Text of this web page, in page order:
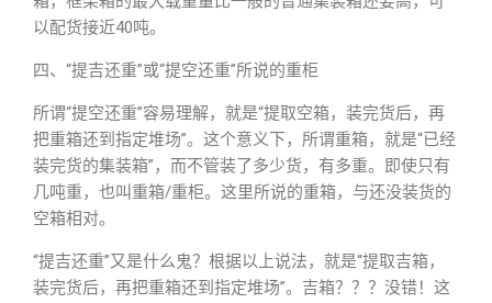
以配货接近40吨。
四、“提吉还重”或“提空还重”所说的重柜
所谓“提空还重”容易理解，就是“提取空箱，装完货后，再
把重箱还到指定堆场”。这个意义下，所谓重箱，就是“已经
装完货的集装箱”，而不管装了多少货，有多重。即使只有
几吨重，也叫重箱/重柜。这里所说的重箱，与还没装货的
空箱相对。
“提吉还重”又是什么鬼？根据以上说法，就是“提取吉箱，
装完货后，再把重箱还到指定堆场”。吉箱？？？没错！这